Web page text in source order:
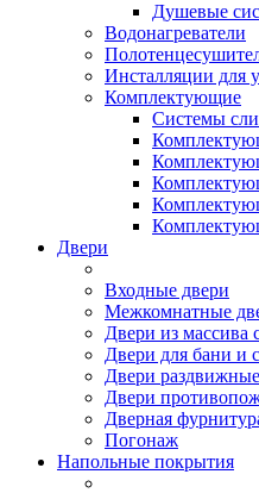
Душевые
Водонагреватели
Инсталляции для
Комплектующие
Системы
Двери
Входные двери
Межкомнатные
Двери из массива
Двери для бани и
Двери раздвижные
Двери
Дверная
Погонаж
Напольные покрытия